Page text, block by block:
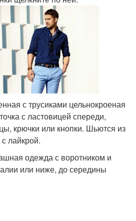
с трусиками цельнокроеная
с ластовицей спереди,
крючки или кнопки. Шьются из
лайкрой.
одежда с воротником и
или ниже, до середины